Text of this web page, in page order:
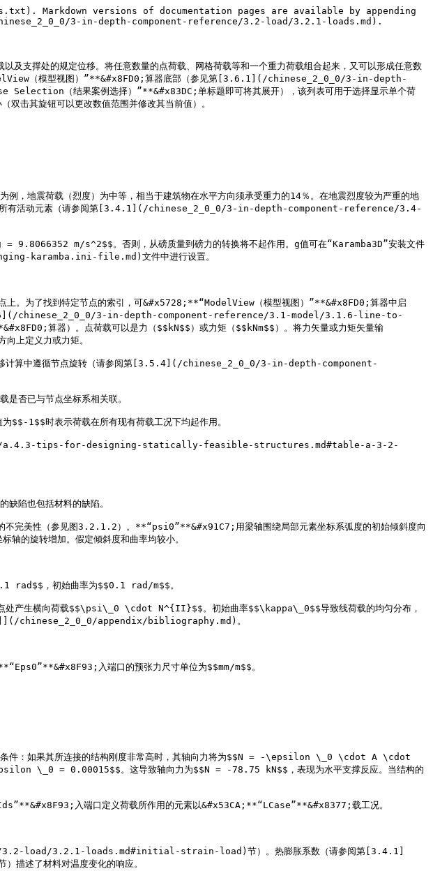
Markdown versions of documentation pages are available by appending
3-in-depth-component-reference/3.2-load/3.2.1-loads.md).
及支撑处的规定位移。将任意数量的点荷载、网格荷载等和一个重力荷载组合起来，又可以形成任意数
（模型视图）”**&#x8FD0;算器底部（参见第[3.6.1](/chinese_2_0_0/3-in-depth-
（结果案例选择）”**&#x83DC;单标题即可将其展开），该列表可用于选择显示单个荷
击其旋钮可以更改数值范围并修改其当前值）。
，地震荷载（烈度）为中等，相当于建筑物在水平方向须承受重力的14％。在地震烈度较为严重的地
为零的所有活动元素（请参阅第[3.4.1](/chinese_2_0_0/3-in-depth-component-reference/3.4-
= 9.8066352 m/s^2$$。否则，从磅质量到磅力的转换将不起作用。g值可在“Karamba3D”安装文件
karamba.ini-file.md)文件中进行设置。
。为了找到特定节点的索引，可&#x5728;**“ModelView（模型视图）”**&#x8FD0;算器中启
[3.1.6](/chinese_2_0_0/3-in-depth-component-reference/3.1-model/3.1.6-line-to-
算器）。点荷载可以是力（$$kN$$）或力矩（$$kNm$$）。将力矢量或力矩矢量输
上定义力或力矩。
计算中遵循节点旋转（请参阅第[3.5.4](/chinese_2_0_0/3-in-depth-component-
是否已与节点坐标系相关联。
$$-1$$时表示荷载在所有现有荷载工况下均起作用。
a.4.3-tips-for-designing-statically-feasible-structures.md#table-a-3-2-
缺陷也包括材料的缺陷。
美性（参见图3.2.1.2）。**“psi0”**&#x91C7;用梁轴围绕局部元素坐标系弧度的初始倾斜度向
的旋转增加。假定倾斜度和曲率均较小。
rad$$，初始曲率为$$0.1 rad/m$$。
点处产生横向荷载$$\psi\_0 \cdot N^{II}$$。初始曲率$$\kappa\_0$$导致线荷载的均匀分布，
chinese_2_0_0/appendix/bibliography.md)。
入端口的预张力尺寸单位为$$mm/m$$。
边界条件：如果其所连接的结构刚度非常高时，其轴向力将为$$N = -\epsilon \_0 \cdot A \cdot
\_0 = 0.00015$$。这导致轴向力为$$N = -78.75 kN$$，表现为水平支撑反应。当结构的
入端口定义荷载所作用的元素以&#x53CA;**“LCase”**&#x8377;载工况。
3.2-load/3.2.1-loads.md#initial-strain-load)节）。热膨胀系数（请参阅第[3.4.1]
材料对温度变化的响应。